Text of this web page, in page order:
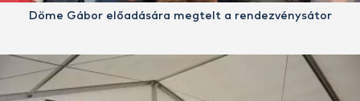
Döme Gábor előadására megtelt a rendezvénysátor